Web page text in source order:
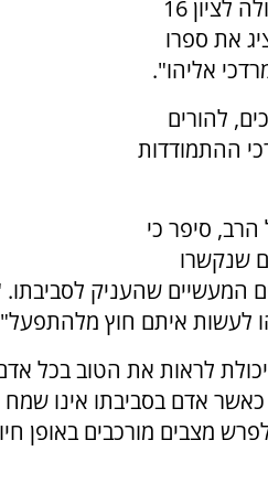
התארח באולפן ערוץ 7 במסגרת אירועי ההילולה לציון 16
את ספרו
אליהו".
להורים
ההתמודדות
סיפר כי
שנקשרו
המעשיים שהעניק
לעשות איתם חוץ
לראות את הטוב בכל
אדם בסביבתו אינו
מצבים מורכבים באופן